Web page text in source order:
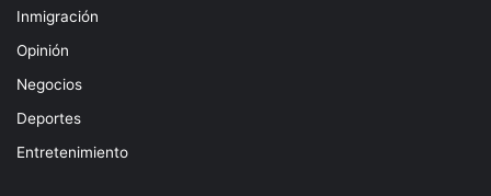
ó
i
c
Inmigración
Opinión
Negocios
Deportes
Entretenimiento